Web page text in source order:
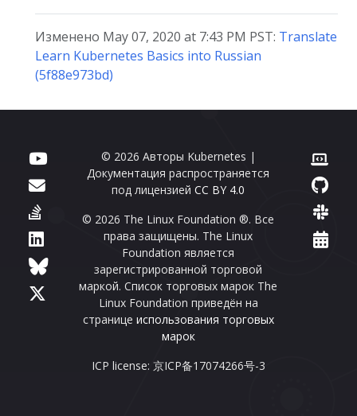
Изменено May 07, 2020 at 7:43 PM PST: Translate
Learn Kubernetes Basics into Russian
(5f88e973bd)
© 2026 Авторы Kubernetes |
Документация распространяется
под лицензиейCC BY 4.0
© 2026 The Linux Foundation ®. Все
права защищены. The Linux
Foundation является
зарегистрированной торговой
маркой. Список торговых марок The
Linux Foundation приведён на
странице использования торговых
марок
ICP license: 京ICP备17074266号-3